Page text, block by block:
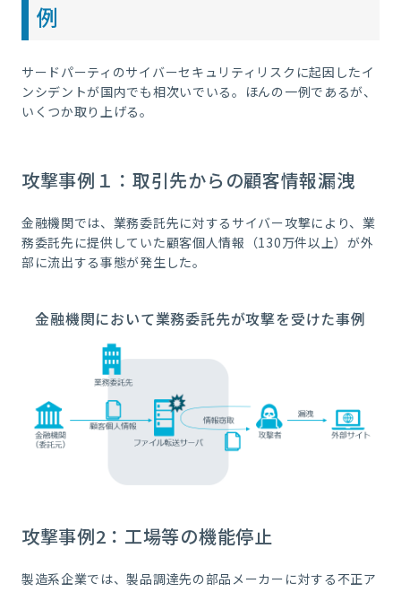
例
サードパーティのサイバーセキュリティリスクに起因したイ
ンシデントが国内でも相次いでいる。ほんの一例であるが、
いくつか取り上げる。
攻撃事例１：取引先からの顧客情報漏洩
金融機関では、業務委託先に対するサイバー攻撃により、業
務委託先に提供していた顧客個人情報（130万件以上）が外
部に流出する事態が発生した。
金融機関において業務委託先が攻撃を受けた事例
攻撃事例2：工場等の機能停止
製造系企業では、製品調達先の部品メーカーに対する不正ア